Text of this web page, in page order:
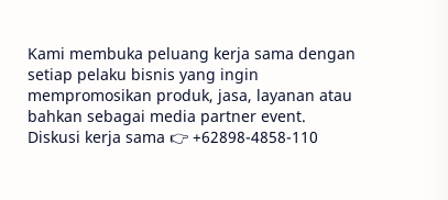
Kami membuka peluang kerja sama dengan
setiap pelaku bisnis yang ingin
mempromosikan produk, jasa, layanan atau
bahkan sebagai media partner event.
Diskusi kerja sama 👉 +62898-4858-110